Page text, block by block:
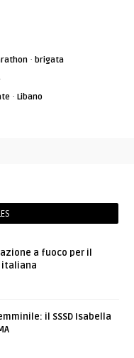
·brigata
·Libano
a fuoco per il
italiana
il SSSD Isabella